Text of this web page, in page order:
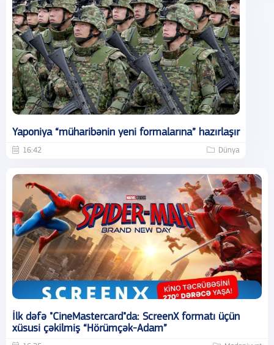
Yaponiya “müharibənin yeni formalarına” hazırlaşır
16:42 Dünya
İlk dəfə "CineMastercard"da: ScreenX formatı üçün
xüsusi çəkilmiş “Hörümçək-Adam”